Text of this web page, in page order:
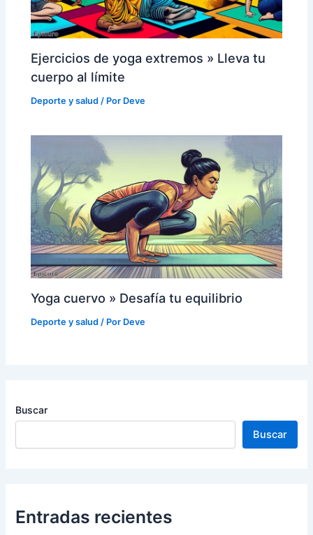
Ejercicios de yoga extremos » Lleva tu
cuerpo al límite
Deporte y salud / Por Deve
Yoga cuervo » Desafía tu equilibrio
Deporte y salud / Por Deve
Buscar
Buscar
Entradas recientes